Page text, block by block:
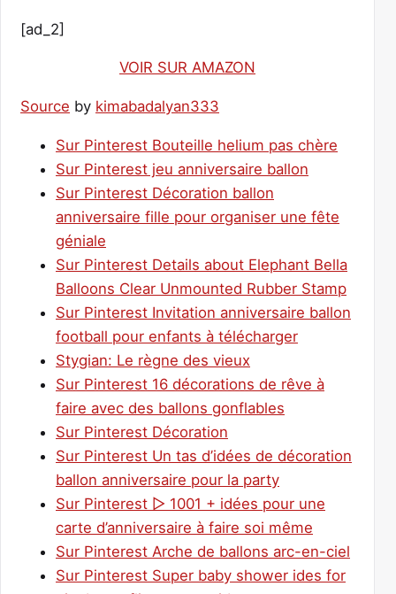
[ad_2]
VOIR SUR AMAZON
Source by kimabadalyan333
Sur Pinterest Bouteille helium pas chère
Sur Pinterest jeu anniversaire ballon
Sur Pinterest Décoration ballon
anniversaire fille pour organiser une fête
géniale
Sur Pinterest Details about Elephant Bella
Balloons Clear Unmounted Rubber Stamp
Sur Pinterest Invitation anniversaire ballon
football pour enfants à télécharger
Stygian: Le règne des vieux
Sur Pinterest 16 décorations de rêve à
faire avec des ballons gonflables
Sur Pinterest Décoration
Sur Pinterest Un tas d’idées de décoration
ballon anniversaire pour la party
Sur Pinterest ▷ 1001 + idées pour une
carte d’anniversaire à faire soi même
Sur Pinterest Arche de ballons arc-en-ciel
Sur Pinterest Super baby shower ides for